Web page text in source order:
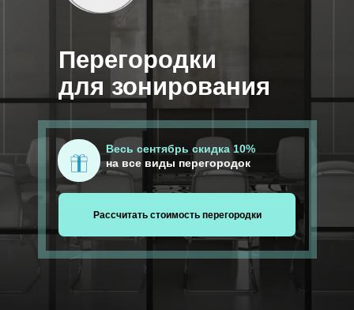
Перегородки
для зонирования
Рассчитать стоимость перегородки
Весь сентябрь скидка 10%
на все виды перегородок